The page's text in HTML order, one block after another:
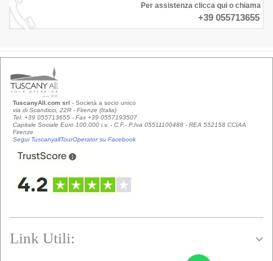
Per assistenza clicca qui o chiama
+39 055713655
TuscanyAll.com srl - Società a socio unico
via di Scandicci, 22R - Firenze (Italia)
Tel. +39 055713655 - Fax +39 0557193507
Capitale Sociale Euro 100.000 i.v. - C.F.- P.Iva 05511100488 - REA 552158 CCIAA
Firenze
Segui TuscanyallTourOperator su Facebook
Link Utili: